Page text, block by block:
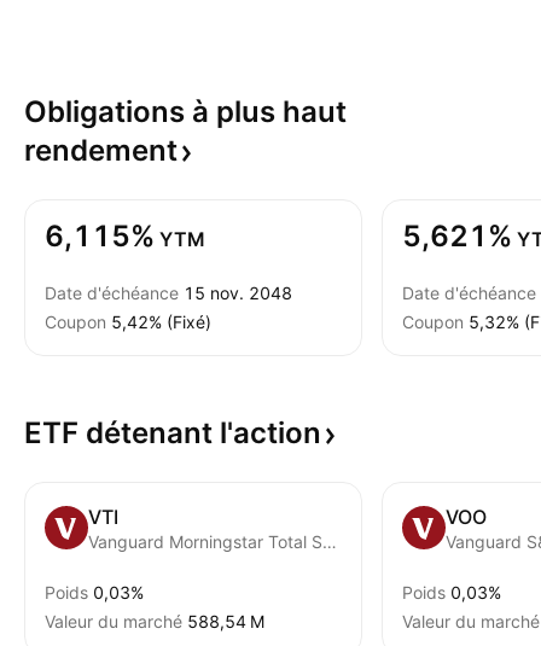
Obligations à plus haut
rendement
6,115% YTM
Date d'échéance 15 nov. 2048
Coupon 5,42% (Fixé)
5,621%
Date d'échéance
Coupon 5,32%
ETF détenant l'action
VTI
Vanguard Morningstar Total Stock Market ETF
Poids 0,03%
Valeur du marché ‪588,54 M‬
VOO
Vanguard
Poids 0,03%
Valeur du marché